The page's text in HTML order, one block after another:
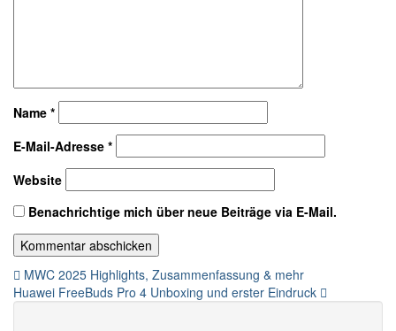
Name *
E-Mail-Adresse *
Website
Benachrichtige mich über neue Beiträge via E-Mail.
Beitragsnavigation
MWC 2025 Highlights, Zusammenfassung & mehr
Huawei FreeBuds Pro 4 Unboxing und erster Eindruck